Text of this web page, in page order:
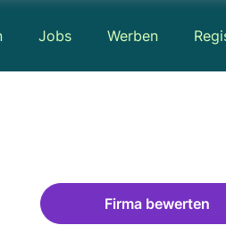
Jobs Werben
Firma bewerten